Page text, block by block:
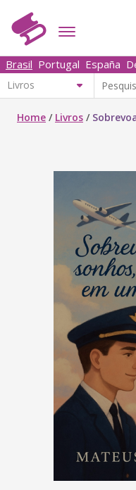
Brasil Portugal España
Home / Livros /